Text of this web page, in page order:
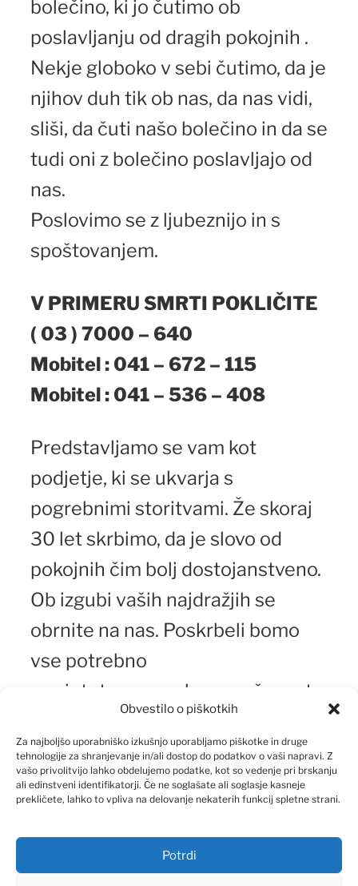
Obvestilo o piškotkih
Za najboljšo uporabniško izkušnjo uporabljamo piškotke in druge
tehnologije za shranjevanje in/ali dostop do podatkov o vaši napravi. Z
vašo privolitvijo lahko obdelujemo podatke, kot so vedenje pri brskanju
ali edinstveni identifikatorji. Če ne soglašate ali soglasje kasneje
prekličete, lahko to vpliva na delovanje nekaterih funkcij spletne strani.
Potrdi
bolečino, ki jo čutimo ob
poslavljanju od dragih pokojnih .
Nekje globoko v sebi čutimo, da je
njihov duh tik ob nas, da nas vidi,
sliši, da čuti našo bolečino in da se
tudi oni z bolečino poslavljajo od
nas.
Poslovimo se z ljubeznijo in s
spoštovanjem.
V PRIMERU SMRTI POKLIČITE
( 03 ) 7000 – 640
Mobitel : 041 – 672 – 115
Mobitel : 041 – 536 – 408
Predstavljamo se vam kot
podjetje, ki se ukvarja s
pogrebnimi storitvami. Že skoraj
30 let skrbimo, da je slovo od
pokojnih čim bolj dostojanstveno.
Ob izgubi vaših najdražjih se
obrnite na nas. Poskrbeli bomo
vse potrebno
za pietetno pogrebno svečanost.